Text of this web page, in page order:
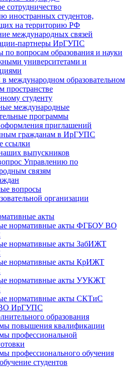
сотрудничество
иностранных студентов,
на территорию РФ
международных связей
партнеры ИрГУПС
по вопросам образования и науки
университетами и
международном образовательном
пространстве
студенту
международные
программы
приглашений
гражданам в ИрГУПС
ссылки
выпускников
Управлению по
связям
вопросы
организации
акты
нормативные акты ФГБОУ ВО
нормативные акты ЗабИЖТ
нормативные акты КрИЖТ
нормативные акты УУКЖТ
нормативные акты СКТиС
ИрГУПС
образования
повышения квалификации
профессиональной
профессионального обучения
студентов